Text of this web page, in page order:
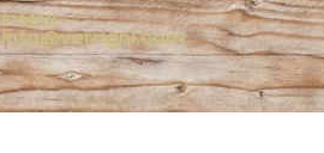
E-MAIL
info@verrigni.com